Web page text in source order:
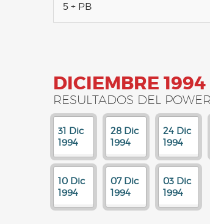
5 + PB
DICIEMBRE 1994
RESULTADOS DEL
31 Dic
1994
28 Dic
1994
24 Dic
1994
10 Dic
1994
07 Dic
1994
03 Dic
1994